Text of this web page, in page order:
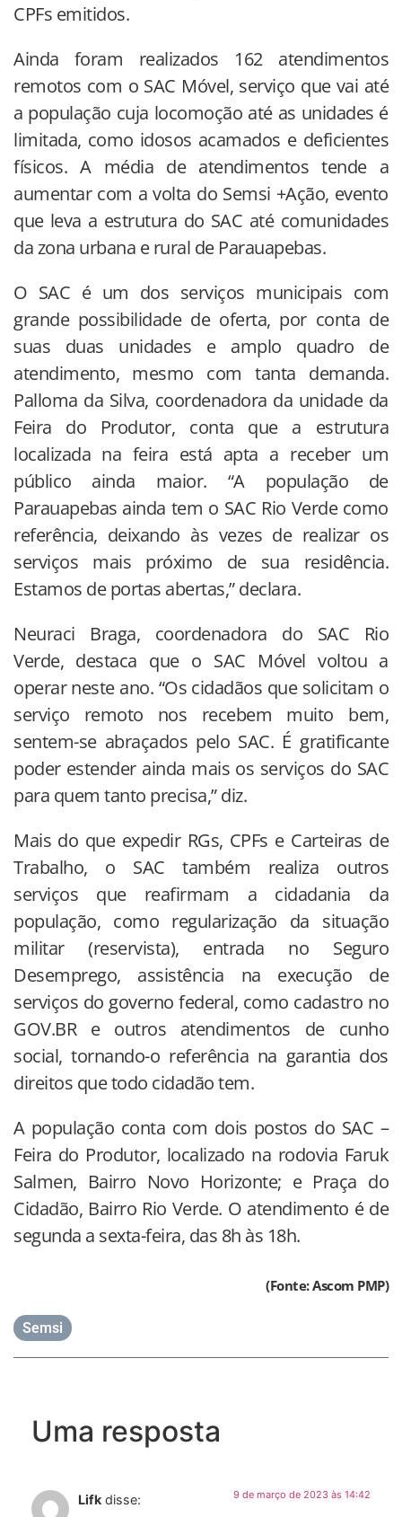
CPFs emitidos.
Ainda foram realizados 162 atendimentos
remotos com o SAC Móvel, serviço que vai até
a população cuja locomoção até as unidades é
limitada, como idosos acamados e deficientes
físicos. A média de atendimentos tende a
aumentar com a volta do Semsi +Ação, evento
que leva a estrutura do SAC até comunidades
da zona urbana e rural de Parauapebas.
O SAC é um dos serviços municipais com
grande possibilidade de oferta, por conta de
suas duas unidades e amplo quadro de
atendimento, mesmo com tanta demanda.
Palloma da Silva, coordenadora da unidade da
Feira do Produtor, conta que a estrutura
localizada na feira está apta a receber um
público ainda maior. “A população de
Parauapebas ainda tem o SAC Rio Verde como
referência, deixando às vezes de realizar os
serviços mais próximo de sua residência.
Estamos de portas abertas,” declara.
Neuraci Braga, coordenadora do SAC Rio
Verde, destaca que o SAC Móvel voltou a
operar neste ano. “Os cidadãos que solicitam o
serviço remoto nos recebem muito bem,
sentem-se abraçados pelo SAC. É gratificante
poder estender ainda mais os serviços do SAC
para quem tanto precisa,” diz.
Mais do que expedir RGs, CPFs e Carteiras de
Trabalho, o SAC também realiza outros
serviços que reafirmam a cidadania da
população, como regularização da situação
militar (reservista), entrada no Seguro
Desemprego, assistência na execução de
serviços do governo federal, como cadastro no
GOV.BR e outros atendimentos de cunho
social, tornando-o referência na garantia dos
direitos que todo cidadão tem.
A população conta com dois postos do SAC –
Feira do Produtor, localizado na rodovia Faruk
Salmen, Bairro Novo Horizonte; e Praça do
Cidadão, Bairro Rio Verde. O atendimento é de
segunda a sexta-feira, das 8h às 18h.
(Fonte: Ascom PMP)
Semsi
Uma resposta
Lifk disse: 9 de março de 2023 às 14:42